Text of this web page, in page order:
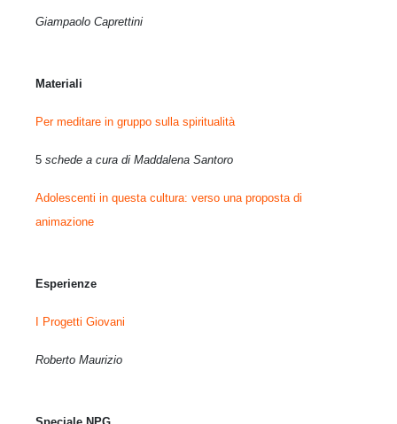
Giampaolo Caprettini
Materiali
Per meditare in gruppo sulla spiritualità
5 schede a cura di Maddalena Santoro
Adolescenti in questa cultura: verso una proposta di
animazione
Esperienze
I Progetti Giovani
Roberto Maurizio